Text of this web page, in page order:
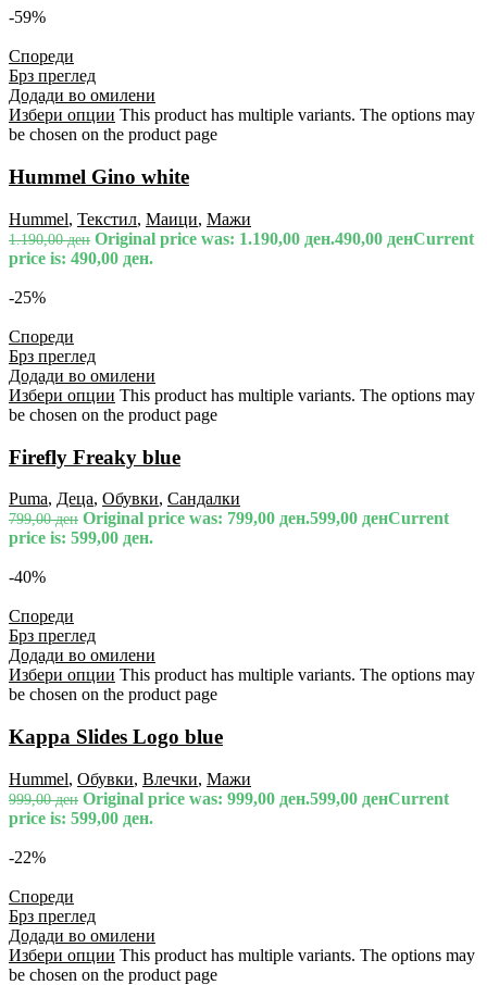
-59%
Спореди
Брз преглед
Додади во омилени
Избери опции This product has multiple variants. The options may
be chosen on the product page
Hummel Gino white
Hummel, Текстил, Маици, Мажи
1.190,00ден Original price was: 1.190,00 ден.490,00 денCurrent
price is: 490,00 ден.
-25%
Спореди
Брз преглед
Додади во омилени
Избери опции This product has multiple variants. The options may
be chosen on the product page
Firefly Freaky blue
Puma, Деца, Обувки, Сандалки
799,00ден Original price was: 799,00 ден.599,00 денCurrent
price is: 599,00 ден.
-40%
Спореди
Брз преглед
Додади во омилени
Избери опции This product has multiple variants. The options may
be chosen on the product page
Kappa Slides Logo blue
Hummel, Обувки, Влечки, Мажи
999,00ден Original price was: 999,00 ден.599,00 денCurrent
price is: 599,00 ден.
-22%
Спореди
Брз преглед
Додади во омилени
Избери опции This product has multiple variants. The options may
be chosen on the product page